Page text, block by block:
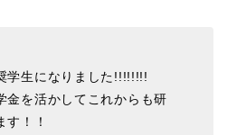
学生になりました!!!!!!!!
金を活かしてこれからも研
す！！